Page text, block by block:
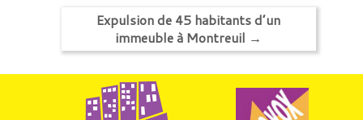
Expulsion de 45 habitants d’un
immeuble à Montreuil →